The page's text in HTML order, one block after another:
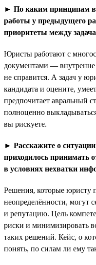
► По каким принципам
работы у предыдущего
приоритеты между
Юристы работают с
документами — внутренне
не справится. А задач у
кандидата и оцените,
предпочитает авральный
полноценно
вы рискуете.
► Расскажите о
приходилось принимать
в условиях нехватки
Решения, которые юристу
неопределённости, могут
и репутацию. Цель
риски и минимизировать
таких решений. Кейс, о
понять, по силам ли ему